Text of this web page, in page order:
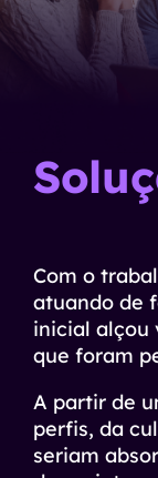
Com o
atuando de
inicial alçou
que foram
A partir de
perfis, da
seriam